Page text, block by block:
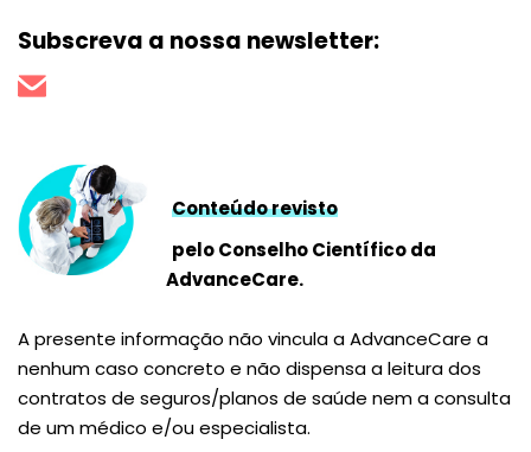
Subscreva a nossa newsletter:
Conteúdo revisto
pelo Conselho Científico da
AdvanceCare.
A presente informação não vincula a AdvanceCare a
nenhum caso concreto e não dispensa a leitura dos
contratos de seguros/planos de saúde nem a consulta
de um médico e/ou especialista.